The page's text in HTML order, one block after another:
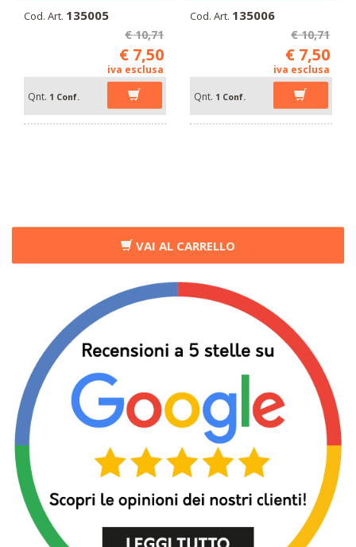
VAI AL CARRELLO
Cod. Art. 135005
€ 10,71
€ 7,50
iva esclusa
Qnt. 1 Conf.
Cod. Art. 135006
€ 10,71
€ 7,50
iva esclusa
Qnt. 1 Conf.